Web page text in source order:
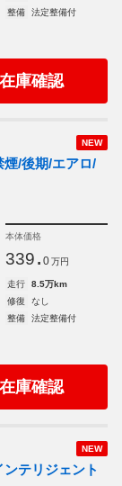
整備
法定整備付
庫確認
NEW
煙/後期/エアロ/
本体価格
339. 0 万円
走行
8.5万km
修復
なし
整備
法定整備付
庫確認
NEW
テリジェント